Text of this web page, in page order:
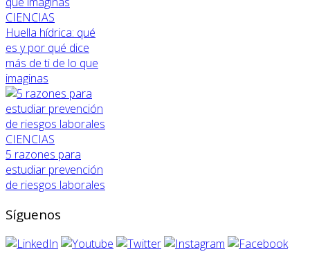
CIENCIAS
Huella hídrica: qué
es y por qué dice
más de ti de lo que
imaginas
CIENCIAS
5 razones para
estudiar prevención
de riesgos laborales
Síguenos